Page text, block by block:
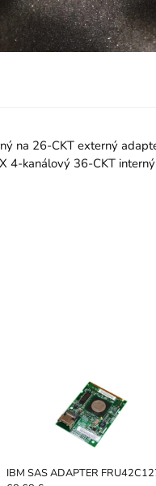
na 26-CKT externý
4-kanálový 36-CKT
IBM SAS ADAPTER